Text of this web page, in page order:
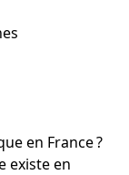
en France ?
existe en